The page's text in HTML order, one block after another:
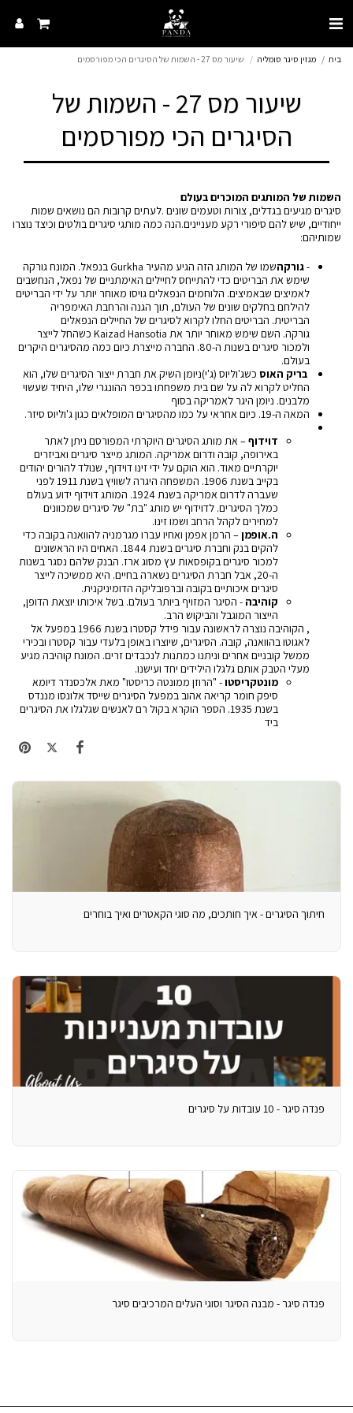
בית מגזין סיגר סומליה שיעור מס 27 - השמות של הסיגרים הכי מפורסמים
שיעור מס 27 - השמות של
הסיגרים הכי מפורסמים
השמות של המותגים המוכרים בעולם
סיגרים מגיעים בגדלים, צורות וטעמים שונים .לעתים קרובות הם נושאים שמות
ייחודיים, שיש להם סיפורי רקע מעניינים.הנה כמה מותגי סיגרים בולטים וכיצד נוצרו
שמותיהם:
-גורקה
שמו של המותג הזה הגיע מהעיר Gurkha בנפאל. המונח גורקה
שימש את הבריטים כדי להתייחס לחיילים האימתניים של נפאל, הנחשבים
לאמיצים שבאמיצים. הלוחמים הנפאלים גויסו מאוחר יותר על ידי הבריטים
להילחם בחלקים שונים של העולם, תוך הגנה והרחבת האימפריה
הבריטית. הבריטים החלו לקרוא לסיגרים של החיילים הנפאלים
גורקה. השם שימש מאוחר יותר את Kaizad Hansotia כשהחל לייצר
ולמכור סיגרים בשנות ה-80. החברה מייצרת כיום כמה מהסיגרים היקרים
בעולם.
בריק האוס כשג'וליוס (ג'י)ניומן השיק את חברת ייצור הסיגרים שלו, הוא
החליט לקרוא לה על שם בית משפחתו בכפר ההונגרי שלו, היחיד שעשוי
מלבנים. ניומן היגר לאמריקה בסוף
המאה ה-19
. כיום אחראי על כמו מהסיגרים המופלאים כגון ג'וליוס סיזר.
דוידוף– את מותג הסיגרים היוקרתי המפורסם ניתן לאתר
באירופה, קובה ודרום אמריקה. המותג מייצר סיגרים ואביזרים
יוקרתיים מאוד. הוא הוקם על ידי זינו דוידוף, שנולד להורים יהודים
בקייב בשנת 1906. המשפחה היגרה לשוויץ בשנת 1911 לפני
שעברה לדרום אמריקה בשנת 1924. המותג דוידוף ידוע בעולם
כמלך הסיגרים. לדוידוף יש מותג "בת" של סיגרים שמכוונים
למחירים לקהל הרחב ושמו זינו.
ה.אופמן– הרמן אפמן ואחיו עברו מגרמניה להוואנה בקובה כדי
להקים בנק וחברת סיגרים בשנת 1844. האחים היו הראשונים
למכור סיגרים בקופסאות עץ מסוג ארז. הבנק שלהם נסגר בשנות
ה-20, אבל חברת הסיגרים נשארה בחיים. היא ממשיכה לייצר
סיגרים איכותיים בקובה וברפובליקה הדומיניקנית.
קוהיבה - הסיגר המזויף ביותר בעולם. בשל איכותו יוצאת הדופן,
הייצור המוגבל והביקוש הרב.
, הקוהיבה נוצרה לראשונה עבור פידל קסטרו בשנת 1966 במפעל אל
לאגוטו בהוואנה, קובה. הסיגרים, שיוצרו באופן בלעדי עבור קסטרו ובכירי
ממשל קובניים אחרים וניתנו כמתנות לנכבדים זרים. המונח קוהיבה מגיע
מעלי הטבק אותם גלגלו הילידים יחד ועישנו.
מונטקריסטו- "הרוזן ממונטה כריסטו" מאת אלכסנדר דיומא
סיפק חומר קריאה אהוב במפעל הסיגרים שייסד אלונסו מננדס
בשנת 1935. הספר הוקרא בקול רם לאנשים שגלגלו את הסיגרים
ביד
חיתוך הסיגרים - איך חותכים, מה סוגי הקאטרים ואיך בוחרים
פנדה סיגר - 10 עובדות על סיגרים
פנדה סיגר - מבנה הסיגר וסוגי העלים המרכיבים סיגר